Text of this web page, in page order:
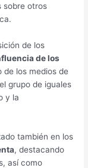
sobre otros
de los
de los
de los medios de
grupo de iguales
y la
también en los
, destacando
así como